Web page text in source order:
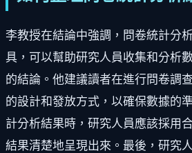
李教授在結論中強調，問卷統計分
具，可以幫助研究人員收集和分析
的結論。他建議讀者在進行問卷調
的設計和發放方式，以確保數據的
計分析結果時，研究人員應該採用
結果清楚地呈現出來。最後，研究